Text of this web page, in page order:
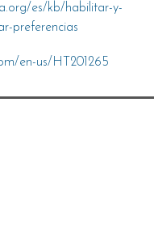
es/kb/habilitar-y-
preferencias
en-us/HT201265